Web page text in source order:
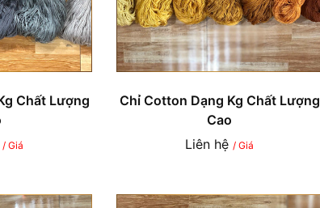
Chất Lượng
/ Giá
Chỉ Cotton Dạng Kg Chất Lượng
Cao
Liên hệ / Giá